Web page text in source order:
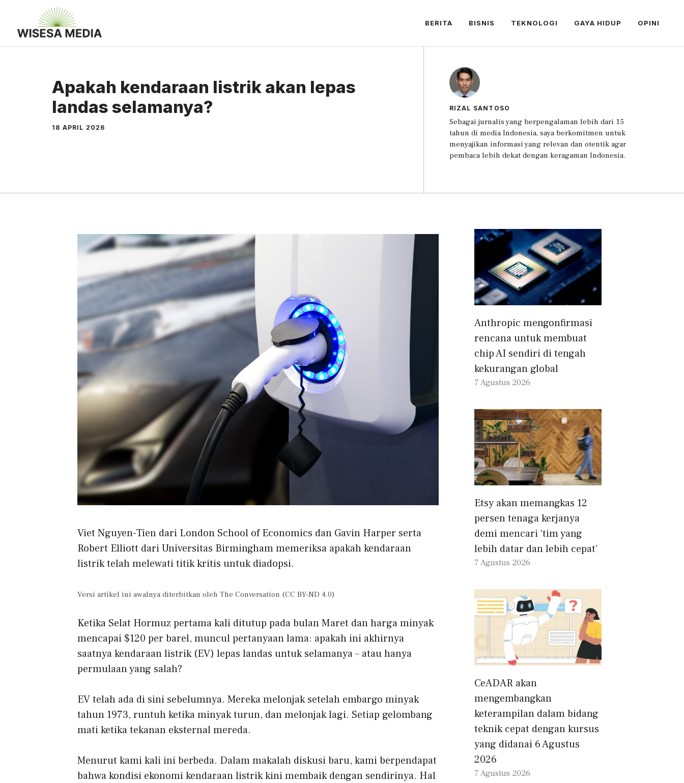
BERITA BISNIS TEKNOLOGI GAYA HIDUP OPINI
Apakah kendaraan listrik akan lepas
landas selamanya?
18 APRIL 2026
RIZAL SANTOSO
Sebagai jurnalis yang berpengalaman lebih dari 15
tahun di media Indonesia, saya berkomitmen untuk
menyajikan informasi yang relevan dan otentik agar
pembaca lebih dekat dengan keragaman Indonesia.
Viet Nguyen-Tien dari London School of Economics dan Gavin Harper serta
Robert Elliott dari Universitas Birmingham memeriksa apakah kendaraan
listrik telah melewati titik kritis untuk diadopsi.
Versi artikel ini awalnya diterbitkan oleh The Conversation (CC BY-ND 4.0)
Ketika Selat Hormuz pertama kali ditutup pada bulan Maret dan harga minyak
mencapai $120 per barel, muncul pertanyaan lama: apakah ini akhirnya
saatnya kendaraan listrik (EV) lepas landas untuk selamanya – atau hanya
permulaan yang salah?
EV telah ada di sini sebelumnya. Mereka melonjak setelah embargo minyak
tahun 1973, runtuh ketika minyak turun, dan melonjak lagi. Setiap gelombang
mati ketika tekanan eksternal mereda.
Menurut kami kali ini berbeda. Dalam makalah diskusi baru, kami berpendapat
bahwa kondisi ekonomi kendaraan listrik kini membaik dengan sendirinya. Hal
Anthropic mengonfirmasi
rencana untuk membuat
chip AI sendiri di tengah
kekurangan global
7 Agustus 2026
Etsy akan memangkas 12
persen tenaga kerjanya
demi mencari ‘tim yang
lebih datar dan lebih cepat’
7 Agustus 2026
CeADAR akan
mengembangkan
keterampilan dalam bidang
teknik cepat dengan kursus
yang didanai 6 Agustus
2026
7 Agustus 2026